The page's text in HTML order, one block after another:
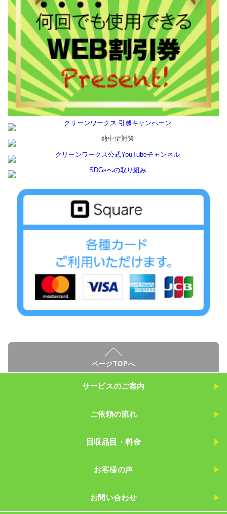
ページTOPへ
サービスのご案内
ご依頼の流れ
回収品目・料金
お客様の声
お問い合わせ